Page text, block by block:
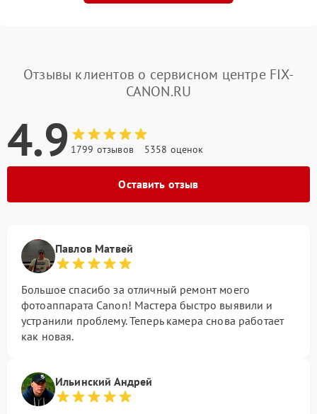
Отзывы клиентов о сервисном центре FIX-
CANON.RU
4.9 1799 отзывов 5358 оценок
Оставить отзыв
Павлов Матвей
Большое спасибо за отличный ремонт моего
фотоаппарата Canon! Мастера быстро выявили и
устранили проблему. Теперь камера снова работает
как новая.
Ильинский Андрей